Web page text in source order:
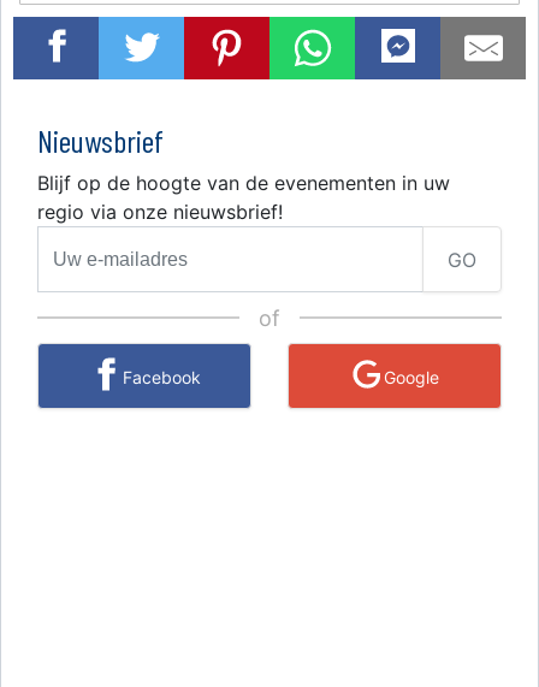
Nieuwsbrief
Blijf op de hoogte van de evenementen in uw
regio via onze nieuwsbrief!
GO
of
Facebook Google